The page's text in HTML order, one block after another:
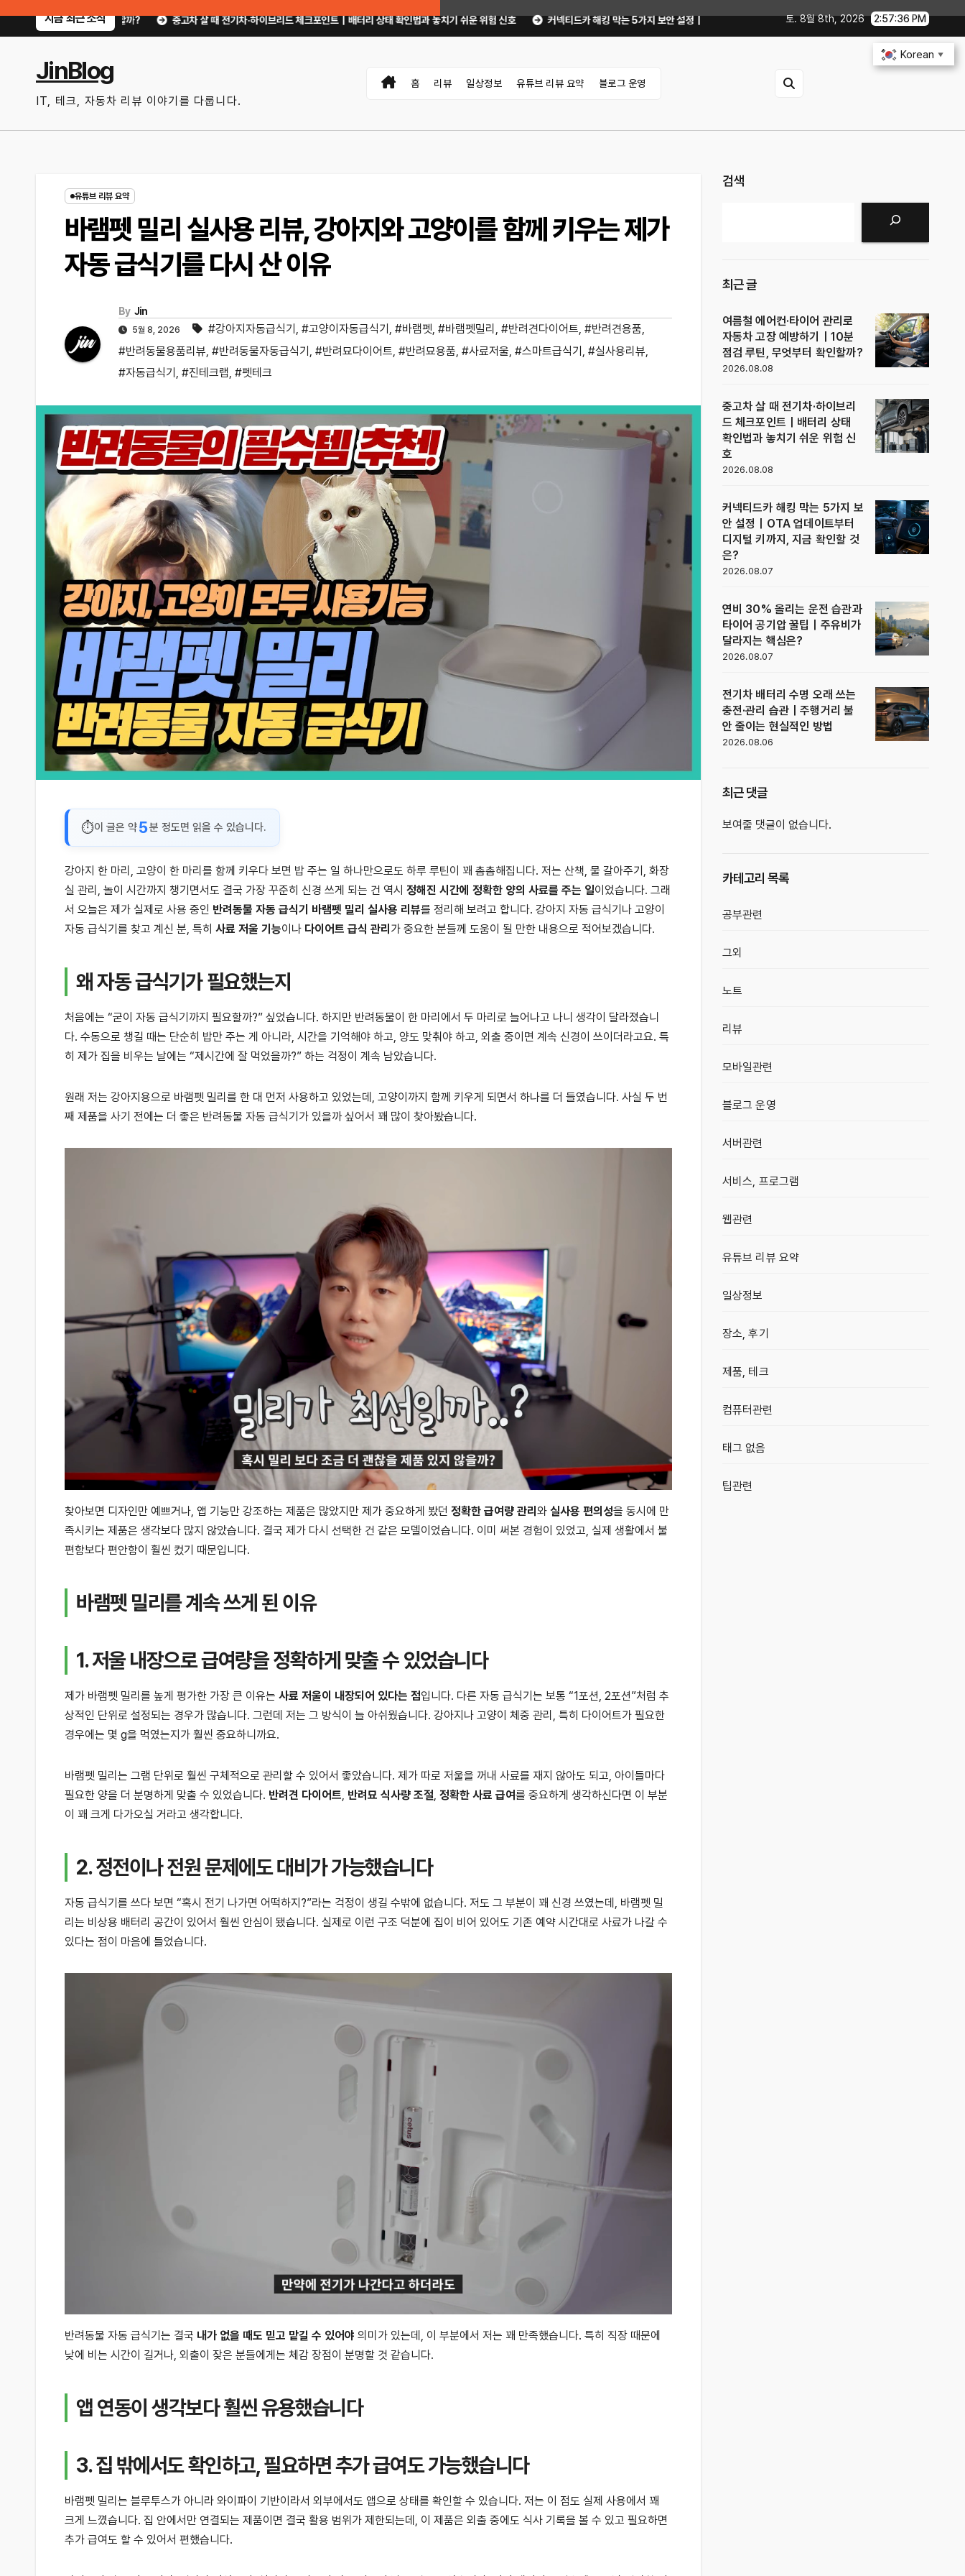
지금 최근 소식
터 확인할까? 중고차 살 때 전기차·하이브리드 체크포인트｜배터리 상태 확인법과 놓치기 쉬운 위험 신호 커넥티드카 해킹 막는 5가지 보안 설정｜OTA 업데이트부터 디지털 키까지, 지금 확인할 것은? 연비 30% 올리는 운전 습
토. 8월 8th, 2026 2:57:38 PM
JinBlog
IT, 테크, 자동차 리뷰 이야기를 다룹니다.
홈 리뷰 일상정보 유튜브 리뷰 요약 블로그 운영
유튜브 리뷰 요약
바램펫 밀리 실사용 리뷰, 강아지와 고양이를 함께 키우는 제가
자동 급식기를 다시 산 이유
By Jin
5월 8, 2026 #강아지자동급식기 , #고양이자동급식기 , #바램펫, #바램펫밀리 , #반려견다이어트, #반려견용품,
#반려동물용품리뷰, #반려동물자동급식기 , #반려묘다이어트, #반려묘용품, #사료저울, #스마트급식기 , #실사용리뷰,
#자동급식기 , #진테크랩, #펫테크
이 글은 약5분 정도면 읽을 수 있습니다.
강아지 한 마리, 고양이 한 마리를 함께 키우다 보면 밥 주는 일 하나만으로도 하루 루틴이 꽤 촘촘해집니다. 저는 산책, 물 갈아주기, 화장
실 관리, 놀이 시간까지 챙기면서도 결국 가장 꾸준히 신경 쓰게 되는 건 역시 정해진 시간에 정확한 양의 사료를 주는 일이었습니다. 그래
서 오늘은 제가 실제로 사용 중인 반려동물 자동 급식기 바램펫 밀리 실사용 리뷰를 정리해 보려고 합니다. 강아지 자동 급식기나 고양이
자동 급식기를 찾고 계신 분, 특히 사료 저울 기능이나 다이어트 급식 관리 가 중요한 분들께 도움이 될 만한 내용으로 적어보겠습니다.
왜 자동 급식기가 필요했는지
처음에는 “굳이 자동 급식기까지 필요할까?” 싶었습니다. 하지만 반려동물이 한 마리에서 두 마리로 늘어나고 나니 생각이 달라졌습니
다. 수동으로 챙길 때는 단순히 밥만 주는 게 아니라, 시간을 기억해야 하고, 양도 맞춰야 하고, 외출 중이면 계속 신경이 쓰이더라고요. 특
히 제가 집을 비우는 날에는 “제시간에 잘 먹었을까?” 하는 걱정이 계속 남았습니다.
원래 저는 강아지용으로 바램펫 밀리를 한 대 먼저 사용하고 있었는데, 고양이까지 함께 키우게 되면서 하나를 더 들였습니다. 사실 두 번
째 제품을 사기 전에는 더 좋은 반려동물 자동 급식기가 있을까 싶어서 꽤 많이 찾아봤습니다.
찾아보면 디자인만 예쁘거나, 앱 기능만 강조하는 제품은 많았지만 제가 중요하게 봤던 정확한 급여량 관리 와 실사용 편의성을 동시에 만
족시키는 제품은 생각보다 많지 않았습니다. 결국 제가 다시 선택한 건 같은 모델이었습니다. 이미 써본 경험이 있었고, 실제 생활에서 불
편함보다 편안함이 훨씬 컸기 때문입니다.
바램펫 밀리를 계속 쓰게 된 이유
1. 저울 내장으로 급여량을 정확하게 맞출 수 있었습니다
제가 바램펫 밀리를 높게 평가한 가장 큰 이유는 사료 저울이 내장되어 있다는 점입니다. 다른 자동 급식기는 보통 “1포션, 2포션”처럼 추
상적인 단위로 설정되는 경우가 많습니다. 그런데 저는 그 방식이 늘 아쉬웠습니다. 강아지나 고양이 체중 관리, 특히 다이어트가 필요한
경우에는 몇 g을 먹였는지가 훨씬 중요하니까요.
바램펫 밀리는 그램 단위로 훨씬 구체적으로 관리할 수 있어서 좋았습니다. 제가 따로 저울을 꺼내 사료를 재지 않아도 되고, 아이들마다
필요한 양을 더 분명하게 맞출 수 있었습니다. 반려견 다이어트 반려묘 식사량 조절 정확한 사료 급여를 중요하게 생각하신다면 이 부분
이 꽤 크게 다가오실 거라고 생각합니다.
2. 정전이나 전원 문제에도 대비가 가능했습니다
자동 급식기를 쓰다 보면 “혹시 전기 나가면 어떡하지?”라는 걱정이 생길 수밖에 없습니다. 저도 그 부분이 꽤 신경 쓰였는데, 바램펫 밀
리는 비상용 배터리 공간이 있어서 훨씬 안심이 됐습니다. 실제로 이런 구조 덕분에 집이 비어 있어도 기존 예약 시간대로 사료가 나갈 수
있다는 점이 마음에 들었습니다.
반려동물 자동 급식기는 결국 내가 없을 때도 믿고 맡길 수 있어야 의미가 있는데, 이 부분에서 저는 꽤 만족했습니다. 특히 직장 때문에
낮에 비는 시간이 길거나, 외출이 잦은 분들에게는 체감 장점이 분명할 것 같습니다.
앱 연동이 생각보다 훨씬 유용했습니다
3. 집 밖에서도 확인하고, 필요하면 추가 급여도 가능했습니다
바램펫 밀리는 블루투스가 아니라 와이파이 기반이라서 외부에서도 앱으로 상태를 확인할 수 있습니다. 저는 이 점도 실제 사용에서 꽤
크게 느꼈습니다. 집 안에서만 연결되는 제품이면 결국 활용 범위가 제한되는데, 이 제품은 외출 중에도 식사 기록을 볼 수 있고 필요하면
추가 급여도 할 수 있어서 편했습니다.
검색
최근 글
여름철 에어컨·타이어 관리로
자동차 고장 예방하기｜10분
점검 루틴, 무엇부터 확인할까?
2026.08.08
중고차 살 때 전기차·하이브리
드 체크포인트｜배터리 상태
확인법과 놓치기 쉬운 위험 신
호
2026.08.08
커넥티드카 해킹 막는 5가지 보
안 설정｜OTA 업데이트부터
디지털 키까지, 지금 확인할 것
은?
2026.08.07
연비 30% 올리는 운전 습관과
타이어 공기압 꿀팁｜주유비가
달라지는 핵심은?
2026.08.07
전기차 배터리 수명 오래 쓰는
충전·관리 습관｜주행거리 불
안 줄이는 현실적인 방법
2026.08.06
최근 댓글
보여줄 댓글이 없습니다.
카테고리 목록
공부관련
그외
노트
리뷰
모바일관련
블로그 운영
서버관련
서비스, 프로그램
웹관련
유튜브 리뷰 요약
일상정보
장소, 후기
제품, 테크
컴퓨터관련
태그 없음
팁관련
Korean ▼